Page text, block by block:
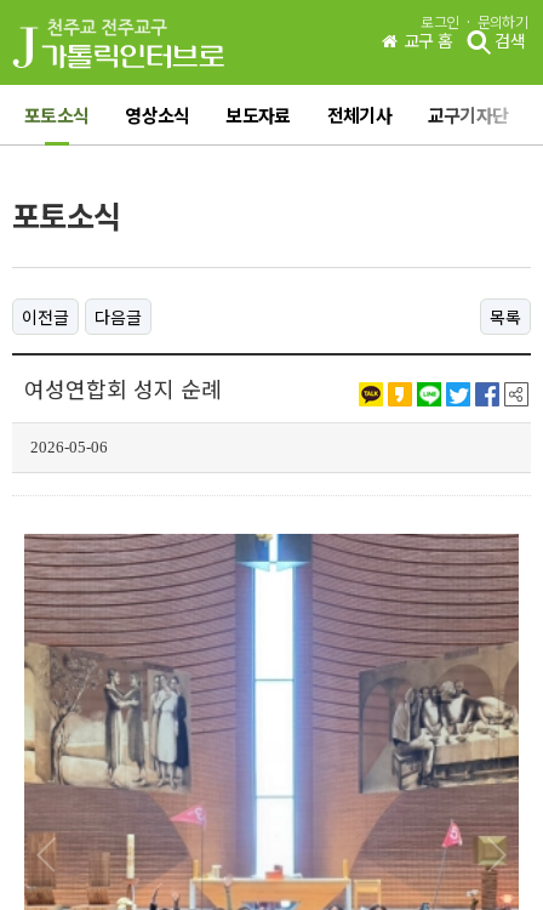
로그인 · 문의하기
교구 홈 검색
포토소식 영상소식 보도자료 전체기사 교구기자단
포토소식
이전글 다음글 목록
여성연합회 성지 순례
2026-05-06